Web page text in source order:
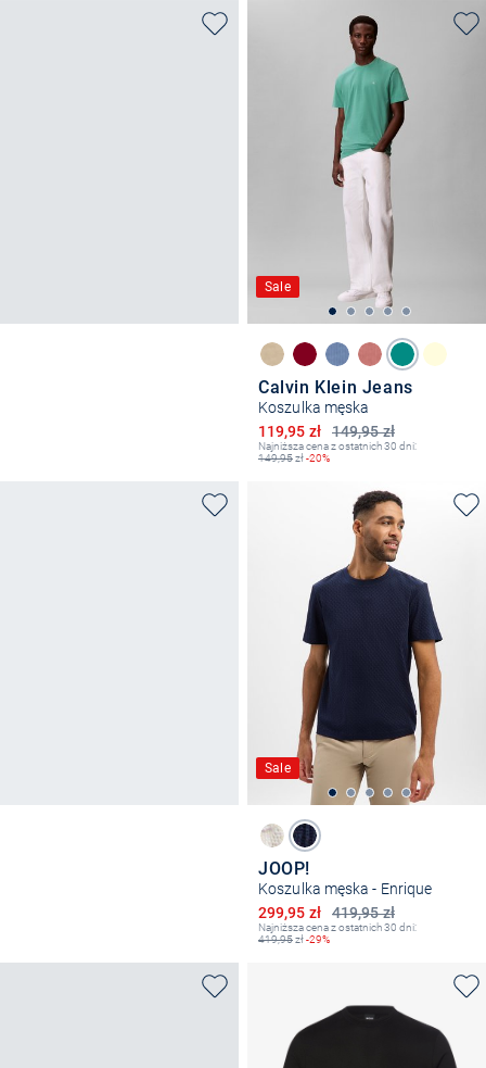
Sale
Calvin Klein Jeans
Koszulka męska
149,95 zł
Obniżona cena
119,95 zł
Najniższa cena z ostatnich 30 dni:
149,95zł-20%
Sale
JOOP!
Koszulka męska - Enrique
419,95 zł
Obniżona cena
299,95 zł
Najniższa cena z ostatnich 30 dni:
419,95zł-29%